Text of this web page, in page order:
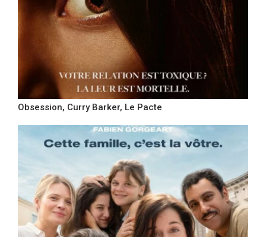
Obsession, Curry Barker, Le Pacte